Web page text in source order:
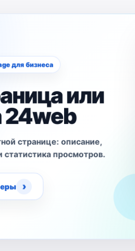
для бизнеса
или
24web
странице: описание,
статистика просмотров.
›